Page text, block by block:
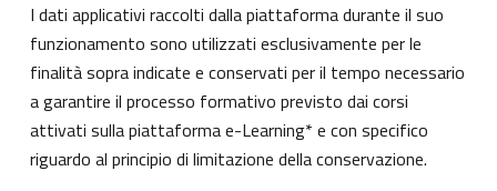
I dati applicativi raccolti dalla piattaforma durante il suo
funzionamento sono utilizzati esclusivamente per le
finalità sopra indicate e conservati per il tempo necessario
a garantire il processo formativo previsto dai corsi
attivati sulla piattaforma e-Learning* e con specifico
riguardo al principio di limitazione della conservazione.